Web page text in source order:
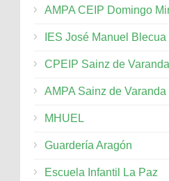
AMPA CEIP Domingo
IES José Manuel Blecua
CPEIP Sainz de Varanda
AMPA Sainz de Varanda
MHUEL
Guardería Aragón
Escuela Infantil La Paz